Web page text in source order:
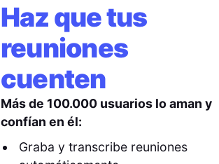
Haz que tus
reuniones
cuenten
Más de 100.000 usuarios lo aman y
confían en él:
Graba y transcribe reuniones